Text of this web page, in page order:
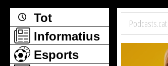
Tot
Informatius
Esports
Podcasts.cat